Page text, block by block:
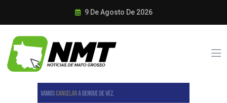
9 De Agosto De 2026